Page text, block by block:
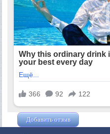
Добавить отзыв